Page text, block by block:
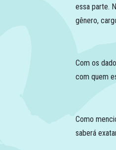
essa parte.
gênero,
Com os
com quem
Como
saberá